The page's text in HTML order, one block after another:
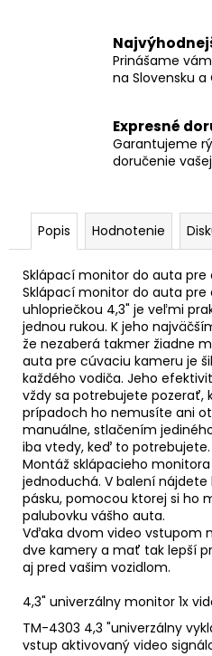
Prinášame
na Slovensku a
Expresné
Garantujeme
doručenie
Popis Hodnotenie
Sklápací monitor do auta
Sklápací monitor do auta pre
uhlopriečkou 4,3" je veľmi
jednou rukou. K jeho
že nezaberá takmer žiadne
auta pre cúvaciu kameru je
každého vodiča. Jeho
vždy sa potrebujete pozerať,
prípadoch ho nemusíte ani
manuálne, stlačením
iba vtedy, keď to potrebujete.
Montáž sklápacieho
jednoduchá. V balení
pásku, pomocou ktorej si ho
palubovku vášho auta.
Vďaka dvom video vstupom
dve kamery a mať tak lepší
aj pred vašim vozidlom.
4,3" univerzálny monitor 1x
TM-4303 4,3 "univerzálny
vstup aktivovaný video